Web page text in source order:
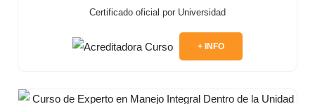
Certificado oficial por Universidad
+ INFO